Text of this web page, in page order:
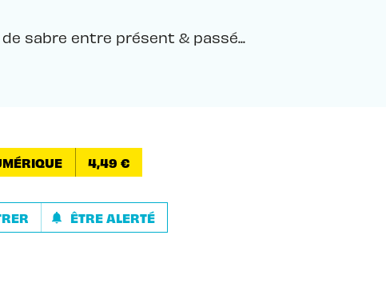
sabre entre présent & passé...
4,49 €
notifications ÊTRE ALERTÉ